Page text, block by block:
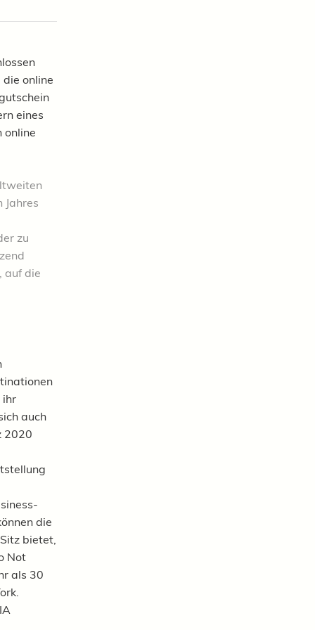
die online
eines
online
Jahres
zu
auf die
ihr
auch
2020
die
bietet,
Not
als 30